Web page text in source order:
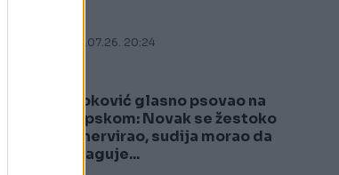
05.07.26. 20:24
Đoković glasno psovao na
srpskom: Novak se žestoko
iznervirao, sudija morao da
reaguje...